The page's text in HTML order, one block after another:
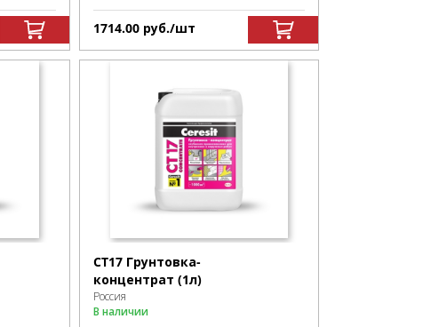
1714.00 руб./шт
CT17 Грунтовка-
концентрат (1л)
Россия
В наличии